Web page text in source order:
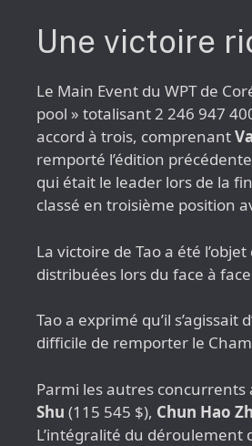
Une victoire
Le Main Event du WPT de
pool » totalisant 2 246 947
accord à trois, comprenant
remporté l’édition
qui était le leader lors de la
classé en troisième position
La victoire de Tao a été
distribuées lors du face à
Tao a exprimé qu’il
difficile de remporter le
Parmi les autres
Shu (115 545 $), Chun Hao
L’intégralité du déroulement